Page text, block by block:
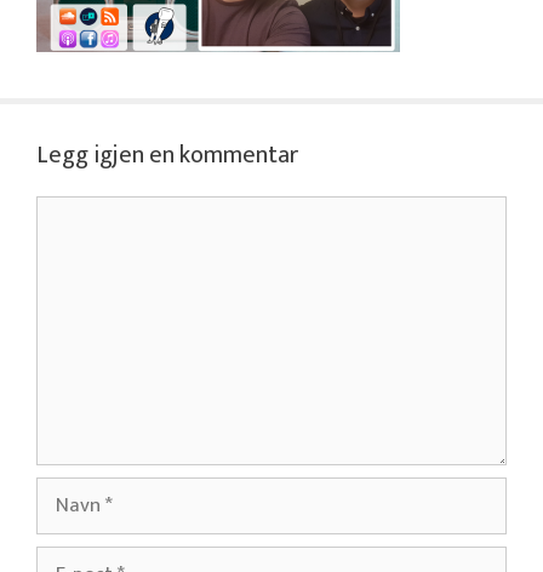
Legg igjen en kommentar
Navn